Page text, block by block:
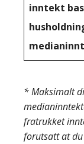
inntekt
* Maksimalt
fratrukket
forutsatt at